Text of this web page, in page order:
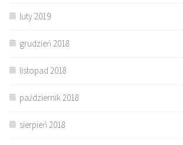
luty 2019
grudzień 2018
listopad 2018
październik 2018
sierpień 2018